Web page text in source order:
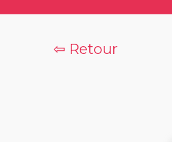
⇦ Retour